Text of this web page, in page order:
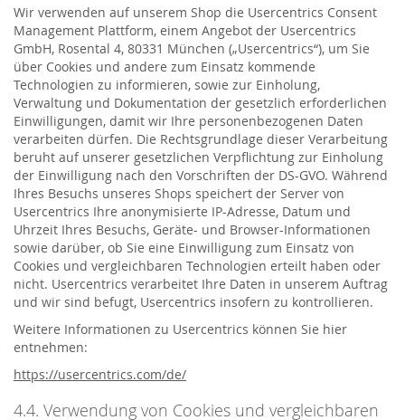
Wir verwenden auf unserem Shop die Usercentrics Consent
Management Plattform, einem Angebot der Usercentrics
GmbH, Rosental 4, 80331 München („Usercentrics“), um Sie
über Cookies und andere zum Einsatz kommende
Technologien zu informieren, sowie zur Einholung,
Verwaltung und Dokumentation der gesetzlich erforderlichen
Einwilligungen, damit wir Ihre personenbezogenen Daten
verarbeiten dürfen. Die Rechtsgrundlage dieser Verarbeitung
beruht auf unserer gesetzlichen Verpflichtung zur Einholung
der Einwilligung nach den Vorschriften der DS-GVO. Während
Ihres Besuchs unseres Shops speichert der Server von
Usercentrics Ihre anonymisierte IP-Adresse, Datum und
Uhrzeit Ihres Besuchs, Geräte- und Browser-Informationen
sowie darüber, ob Sie eine Einwilligung zum Einsatz von
Cookies und vergleichbaren Technologien erteilt haben oder
nicht. Usercentrics verarbeitet Ihre Daten in unserem Auftrag
und wir sind befugt, Usercentrics insofern zu kontrollieren.
Weitere Informationen zu Usercentrics können Sie hier
entnehmen:
https://usercentrics.com/de/
4.4. Verwendung von Cookies und vergleichbaren